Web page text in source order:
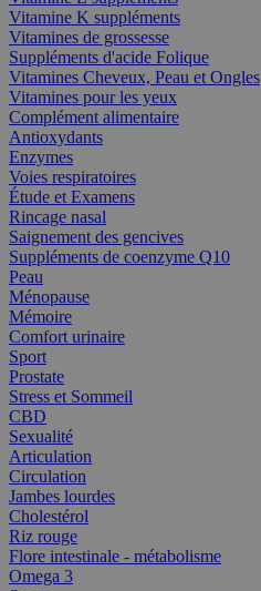
Vitamine K suppléments
Vitamines de grossesse
Suppléments d'acide Folique
Vitamines Cheveux, Peau et Ongles
Vitamines pour les yeux
Complément alimentaire
Antioxydants
Enzymes
Voies respiratoires
Étude et Examens
Rincage nasal
Saignement des gencives
Suppléments de coenzyme Q10
Peau
Ménopause
Mémoire
Comfort urinaire
Sport
Prostate
Stress et Sommeil
CBD
Sexualité
Articulation
Circulation
Jambes lourdes
Cholestérol
Riz rouge
Flore intestinale - métabolisme
Omega 3